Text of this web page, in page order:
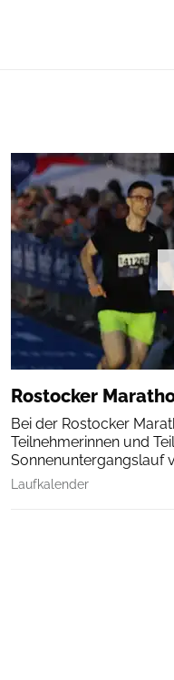
Rostocker
Bei der Rostocker
Teilnehmerinnen und
Sonnenuntergangslauf
Laufkalender